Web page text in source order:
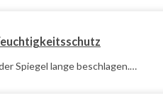
Spiegel lange beschlagen.…